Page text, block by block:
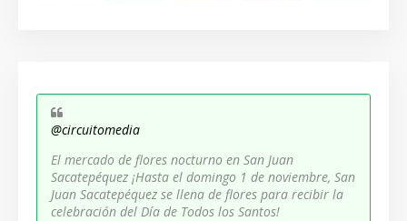
@circuitomedia
El mercado de flores nocturno en San Juan
Sacatepéquez ¡Hasta el domingo 1 de noviembre, San
Juan Sacatepéquez se llena de flores para recibir la
celebración del Día de Todos los Santos!